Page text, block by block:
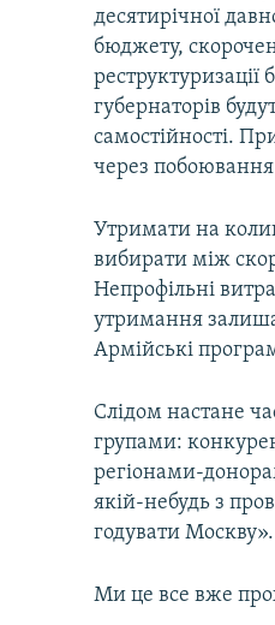
десятирічної
бюджету,
губернаторів
самостійності.
через
Утримати на
вибирати між
Непрофільні
утримання
Армійські
Слідом настане
групами:
регіонами-
якій-небудь з
годувати Москву».
Ми це все вже